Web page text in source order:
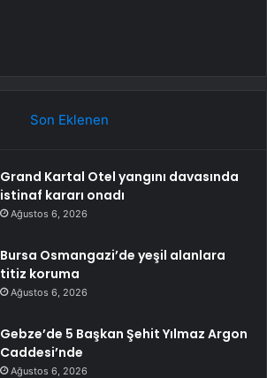
Son Eklenen
Grand Kartal Otel yangını davasında
istinaf kararı onadı
Ağustos 6, 2026
Bursa Osmangazi’de yeşil alanlara
titiz koruma
Ağustos 6, 2026
Gebze’de 5 Başkan Şehit Yılmaz Argon
Caddesi’nde
Ağustos 6, 2026